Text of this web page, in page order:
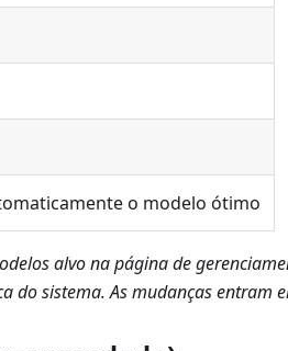
o modelo ótimo
alvo na página de
do sistema. As mudanças entram